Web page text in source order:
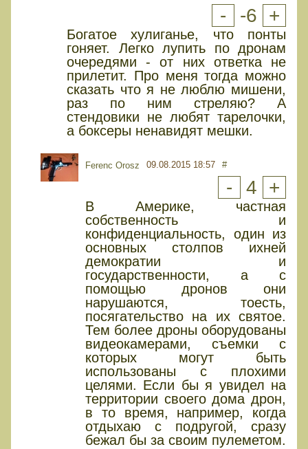
- -6 +
Богатое хулиганье, что понты
гоняет. Легко лупить по дронам
очередями - от них ответка не
прилетит. Про меня тогда можно
сказать что я не люблю мишени,
раз по ним стреляю? А
стендовики не любят тарелочки,
а боксеры ненавидят мешки.
Ferenc Orosz 09.08.2015 18:57 #
- 4 +
В Америке, частная
собственность и
конфиденциальность, один из
основных столпов ихней
демократии и
государственности, а с
помощью дронов они
нарушаются, тоесть,
посягательство на их святое.
Тем более дроны оборудованы
видеокамерами, съемки с
которых могут быть
использованы с плохими
целями. Если бы я увидел на
теpритории своего дома дрон,
в то время, например, когда
отдыхаю с подругой, сразу
бежал бы за своим пулеметом.